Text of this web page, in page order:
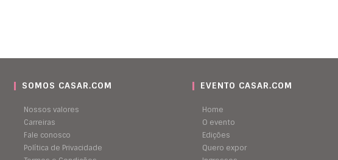
SOMOS CASAR.COM
Nossos valores
Carreiras
Fale conosco
Política de Privacidade
EVENTO CASAR.COM
Home
O evento
Edições
Quero expor